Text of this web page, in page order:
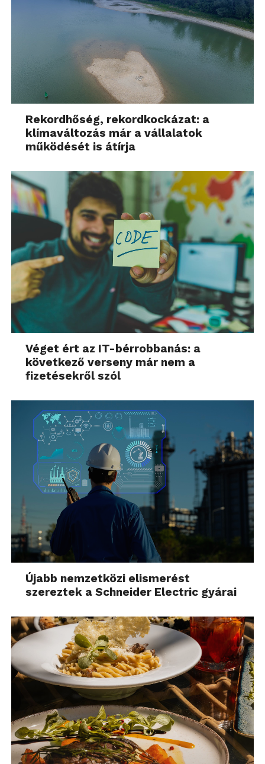
hippibuszként számon tartott
Volkswagen Transporter T1.
Rekordhőség, rekordkockázat: a
klímaváltozás már a vállalatok
működését is átírja
Véget ért az IT-bérrobbanás: a
következő verseny már nem a
fizetésekről szól
Újabb nemzetközi elismerést
szereztek a Schneider Electric gyárai